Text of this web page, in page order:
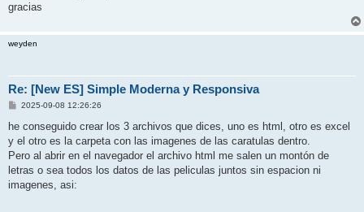
gracias
weyden
Re: [New ES] Simple Moderna y Responsiva
P
s
2025-09-08 12:26:26
he conseguido crear los 3 archivos que dices, uno es html, otro es excel
y el otro es la carpeta con las imagenes de las caratulas dentro.
Pero al abrir en el navegador el archivo html me salen un montón de
letras o sea todos los datos de las peliculas juntos sin espacion ni
imagenes, asi: